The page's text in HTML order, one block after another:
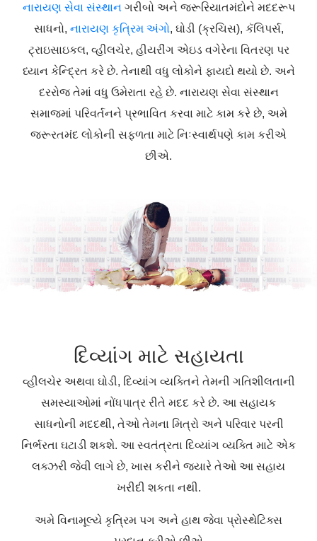
નારાયણ સેવા સંસ્થાનગરીબો અને જરૂરિયાતમંદોને મદદરૂપ
સાધનો, નારાયણ કૃત્રિમ અંગો, ઘોડી (ક્રચિસ), કૅલિપર્સ,
ટ્રાઇસાઇકલ, વ્હીલચેર, હીયરીંગ એઇડ વગેરેના વિતરણ પર
ધ્યાન કેન્દ્રિત કરે છે. તેનાથી વધુ લોકોને ફાયદો થયો છે. અને
દરરોજ તેમાં વધુ ઉમેરાતા રહે છે. નારાયણ સેવા સંસ્થાન
સમાજમાં પરિવર્તનને પ્રભાવિત કરવા માટે કામ કરે છે, અમે
જરૂરતમંદ લોકોની સફળતા માટે નિઃસ્વાર્થપણે કામ કરીએ
છીએ.
દિવ્યાંગ માટે સહાયતા
વ્હીલચેર અથવા ઘોડી, દિવ્યાંગ વ્યક્તિને તેમની ગતિશીલતાની
સમસ્યાઓમાં નોંધપાત્ર રીતે મદદ કરે છે. આ સહાયક
સાધનોની મદદથી, તેઓ તેમના મિત્રો અને પરિવાર પરની
નિર્ભરતા ઘટાડી શકશે. આ સ્વતંત્રતા દિવ્યાંગ વ્યક્તિ માટે એક
લક્ઝરી જેવી લાગે છે, ખાસ કરીને જ્યારે તેઓ આ સહાય
ખરીદી શકતા નથી.
અમે વિનામૂલ્યે કૃત્રિમ પગ અને હાથ જેવા પ્રોસ્થેટિક્સ